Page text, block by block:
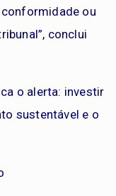
ou
conclui
o alerta: investir
sustentável e o